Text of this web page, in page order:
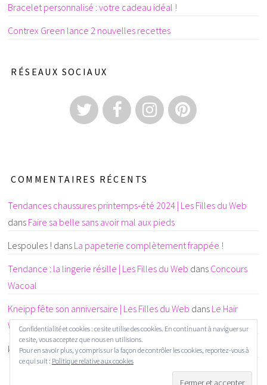
Bracelet personnalisé : votre cadeau idéal !
Contrex Green lance 2 nouvelles recettes
RÉSEAUX SOCIAUX
COMMENTAIRES RÉCENTS
Tendances chaussures printemps-été 2024 | Les Filles du Web
dans Faire sa belle sans avoir mal aux pieds
Lespoules ! dans La papeterie complètement frappée !
Tendance : la lingerie résille | Les Filles du Web dans Concours
Wacoal
Kneipp fête son anniversaire | Les Filles du Web dans Le Hair
Wellness : un concept beauté 3 étoiles
karine CHAINTREUILdansLa papeterie complètement frappée !
Confidentialité et cookies : ce site utilise des cookies. En continuant à naviguer sur
ce site, vous acceptez que nous en utilisions.
Pour en savoir plus, y compris sur la façon de contrôler les cookies, reportez-vous à
ce qui suit : Politique relative aux cookies